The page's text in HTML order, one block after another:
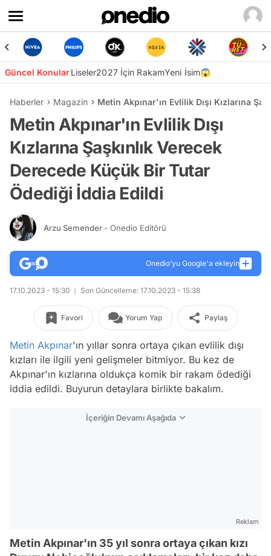
Güncel KonularLiseler2027 İçin RakamYeni İsim😱
Haberler Magazin Metin Akpınar'ın Evlilik Dışı Kızlarına
Metin Akpınar'ın Evlilik Dışı
Kızlarına Şaşkınlık Verecek
Derecede Küçük Bir Tutar
Ödediği İddia Edildi
Arzu Semender - Onedio Editörü
Onedio’yu Google'a ekleyin
17.10.2023 - 15:30 Son Güncelleme: 17.10.2023 - 15:38
Favori Yorum Yap Paylaş
Metin Akpınar'ın yıllar sonra ortaya çıkan evlilik dışı
kızları ile ilgili yeni gelişmeler bitmiyor. Bu kez de
Akpınar'ın kızlarına oldukça komik bir rakam ödediği
iddia edildi. Buyurun detaylara birlikte bakalım.
İçeriğin Devamı Aşağıda
Reklam
Metin Akpınar'ın 35 yıl sonra ortaya çıkan kızı